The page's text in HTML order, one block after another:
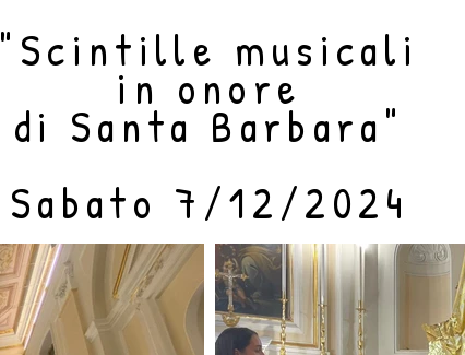
"Scintille musicali
in onore
di Santa Barbara"
Sabato 7/12/2024